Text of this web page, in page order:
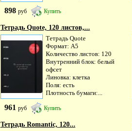
898 руб Купить
Тетрадь Quote, 120 листов,...
Тетрадь Quote
Формат: А5
Количество листов: 120
Внутренний блок: белый
офсет
Линовка: клетка
Поля: есть
Плотность бумаги:...
961 руб Купить
Тетрадь Romantic, 120...